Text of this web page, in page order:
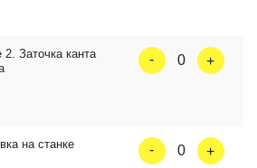
Заточка канта
0
на станке 0